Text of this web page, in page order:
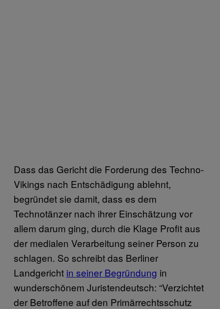
Dass das Gericht die Forderung des Techno-
Vikings nach Entschädigung ablehnt,
begründet sie damit, dass es dem
Technotänzer nach ihrer Einschätzung vor
allem darum ging, durch die Klage Profit aus
der medialen Verarbeitung seiner Person zu
schlagen. So schreibt das Berliner
Landgericht in seiner Begründung in
wunderschönem Juristendeutsch: “Verzichtet
der Betroffene auf den Primärrechtsschutz